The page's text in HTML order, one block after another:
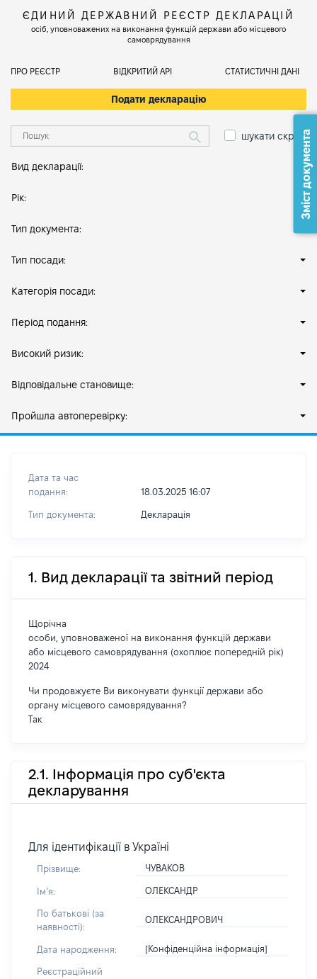
ЄДИНИЙ ДЕРЖАВНИЙ РЕЄСТР ДЕКЛАРАЦІЙ
осіб, уповноважених на виконання функцій держави або місцевого
самоврядування
ПРО РЕЄСТР ВІДКРИТИЙ АРІ СТАТИСТИЧНІ ДАНІ
Подати декларацію
шукати скрізь
Вид декларації:
Рік:
Тип документа:
Тип посади:
Категорія посади:
Період подання:
Високий ризик:
Відповідальне становище:
Пройшла автоперевірку:
Дата та час
подання:
18.03.2025 16:07
Тип документа: Декларація
1. Вид декларації та звітний період
Щорічна
особи, уповноваженої на виконання функцій держави
або місцевого самоврядування (охоплює попередній рік)
2024
Чи продовжуєте Ви виконувати функції держави або
органу місцевого самоврядування?
Так
2.1. Інформація про суб'єкта
декларування
Для ідентифікації в Україні
Прізвище: ЧУВАКОВ
Імʼя: ОЛЕКСАНДР
По батькові (за
наявності):
ОЛЕКСАНДРОВИЧ
Дата народження: [Конфіденційна інформація]
Реєстраційний
Зміст документа